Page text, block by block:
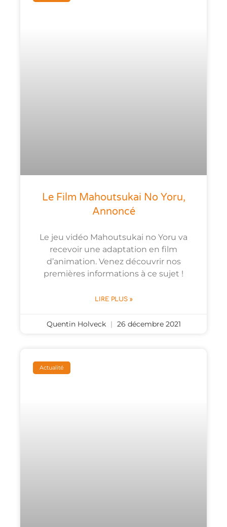
Le Film Mahoutsukai No Yoru,
Annoncé
Le jeu vidéo Mahoutsukai no Yoru va
recevoir une adaptation en film
d’animation. Venez découvrir nos
premières informations à ce sujet !
LIRE PLUS »
Quentin Holveck 26 décembre 2021
Actualité